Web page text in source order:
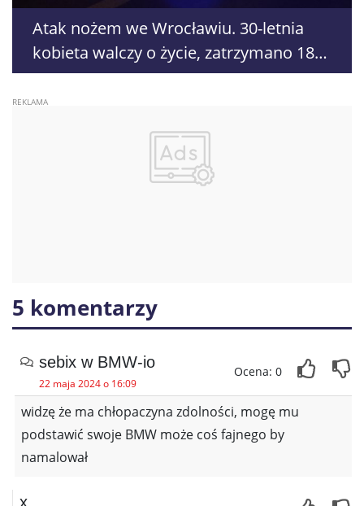
Atak nożem we Wrocławiu. 30-letnia
kobieta walczy o życie, zatrzymano 18-
letniego obywatela Ukrainy
5 komentarzy
sebix w BMW-io
22 maja 2024 o 16:09
Ocena: 0
widzę że ma chłopaczyna zdolności, mogę mu
podstawić swoje BMW może coś fajnego by
namalował
x